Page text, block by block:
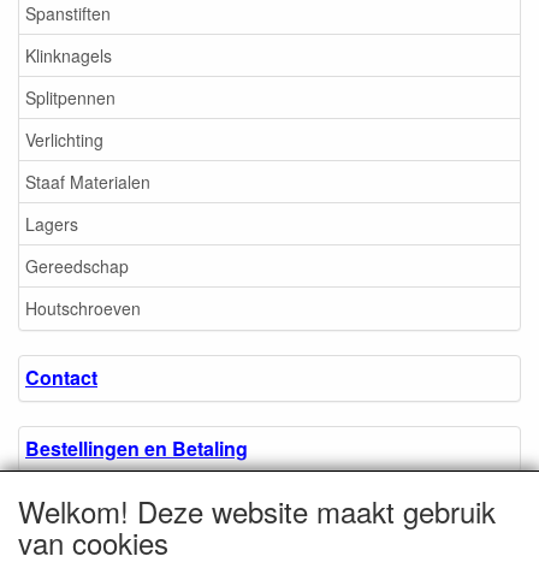
Spanstiften
Klinknagels
Splitpennen
Verlichting
Staaf Materialen
Lagers
Gereedschap
Houtschroeven
Contact
Bestellingen en Betaling
Algemene voorwaarden
Welkom! Deze website maakt gebruik
van cookies